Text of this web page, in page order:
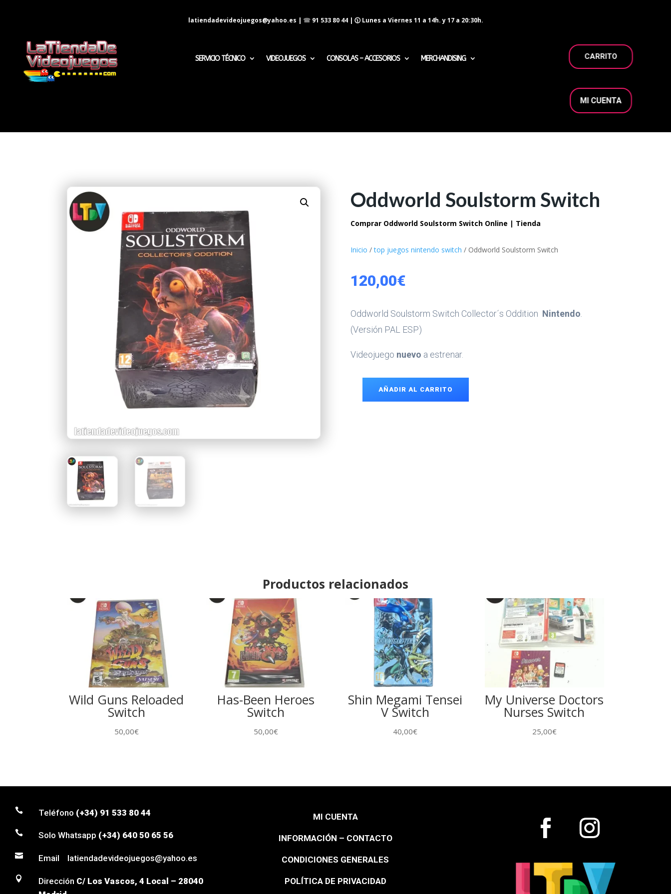
latiendadevideojuegos@yahoo.es | ☎ 91 533 80 44| 🕦 Lunes a Viernes 11 a 14h. y 17 a 20:30h.
SERVICIO TÉCNICO VIDEOJUEGOS CONSOLAS – ACCESORIOS MERCHANDISING CARRITO
MI CUENTA
Oddworld Soulstorm Switch
Comprar Oddworld Soulstorm Switch Online | Tienda
Inicio /top juegos nintendo switch / Oddworld Soulstorm Switch
120,00€
Oddworld Soulstorm Switch Collector´s Oddition Nintendo
(Versión PAL ESP)
Videojuego nuevo a estrenar.
Oddworld
AÑADIR AL CARRITO
Productos relacionados
Wild Guns Reloaded
Switch
50,00€
Has-Been Heroes
Switch
50,00€
Shin Megami Tensei
V Switch
40,00€
My Universe Doctors
Nurses Switch
25,00€
 Teléfono (+34) 91 533 80 44
 Solo Whatsapp (+34) 640 50 65 56
 Email latiendadevideojuegos@yahoo.es
 Dirección C/ Los Vascos, 4 Local – 28040
MI CUENTA
INFORMACIÓN – CONTACTO
CONDICIONES GENERALES
POLÍTICA DE PRIVACIDAD